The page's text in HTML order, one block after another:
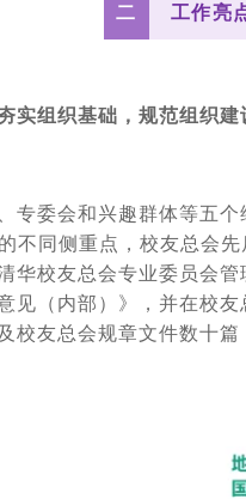
二 工作亮
实组织基础，规范组织建
专委会和兴趣群体等五
不同侧重点，校友总会
华校友总会专业委员会
见（内部）》，并在校
校友总会规章文件数十